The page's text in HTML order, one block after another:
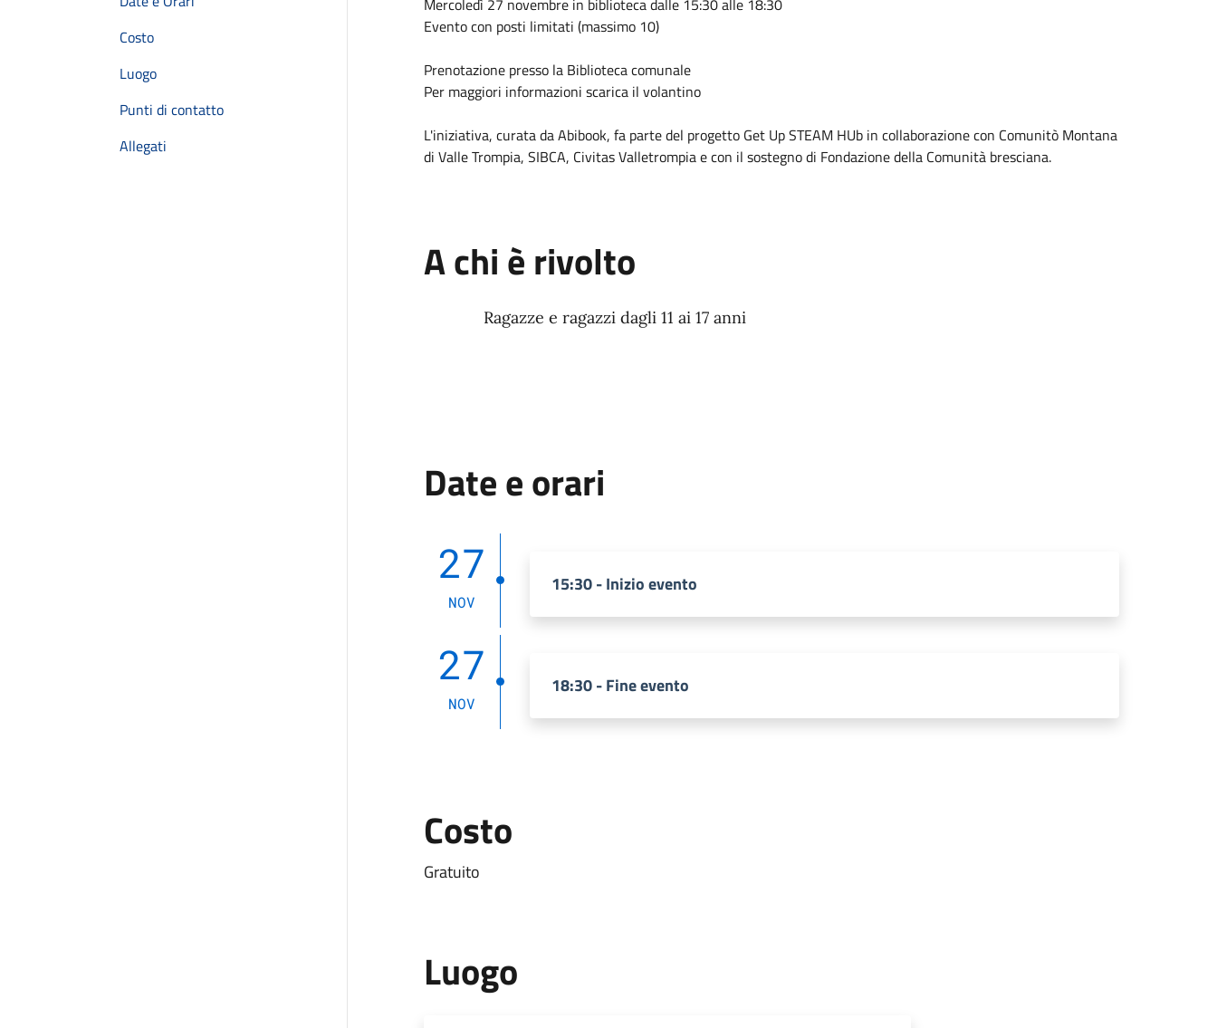
Costo
Luogo
Punti di contatto
Allegati
Mercoledì 27 novembre in biblioteca dalle 15:30 alle 18:30
Evento con posti limitati (massimo 10)
Prenotazione presso la Biblioteca comunale
Per maggiori informazioni scarica il volantino
L'iniziativa, curata da Abibook, fa parte del progetto Get Up STEAM HUb in collaborazione con Comunitò Montana
di Valle Trompia, SIBCA, Civitas Valletrompia e con il sostegno di Fondazione della Comunità bresciana.
A chi è rivolto
Ragazze e ragazzi dagli 11 ai 17 anni
Date e orari
27
NOV
15:30 - Inizio evento
27
NOV
18:30 - Fine evento
Costo
Gratuito
Luogo